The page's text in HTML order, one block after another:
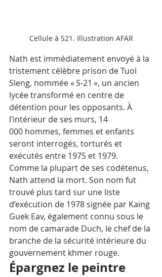
Cellule à S21. Illustration AFAR
Nath est immédiatement envoyé à la
tristement célèbre prison de Tuol
Sleng, nommée « S-21 », un ancien
lycée transformé en centre de
détention pour les opposants. À
l’intérieur de ses murs, 14
000 hommes, femmes et enfants
seront interrogés, torturés et
exécutés entre 1975 et 1979.
Comme la plupart de ses codétenus,
Nath attend la mort. Son nom fut
trouvé plus tard sur une liste
d’exécution de 1978 signée par Kaing
Guek Eav, également connu sous le
nom de camarade Duch, le chef de la
branche de la sécurité intérieure du
gouvernement khmer rouge.
Épargnez le peintre